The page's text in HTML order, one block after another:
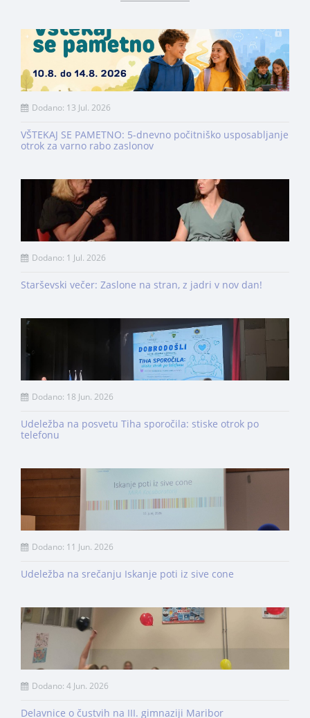
Dodano: 13 Jul. 2026
VŠTEKAJ SE PAMETNO: 5-dnevno počitniško usposabljanje
otrok za varno rabo zaslonov
Dodano: 1 Jul. 2026
Starševski večer: Zaslone na stran, z jadri v nov dan!
Dodano: 18 Jun. 2026
Udeležba na posvetu Tiha sporočila: stiske otrok po
telefonu
Dodano: 11 Jun. 2026
Udeležba na srečanju Iskanje poti iz sive cone
Dodano: 4 Jun. 2026
Delavnice o čustvih na III. gimnaziji Maribor